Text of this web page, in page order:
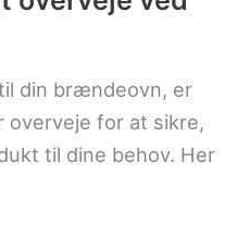
din brændeovn, er
overveje for at sikre,
til dine behov. Her